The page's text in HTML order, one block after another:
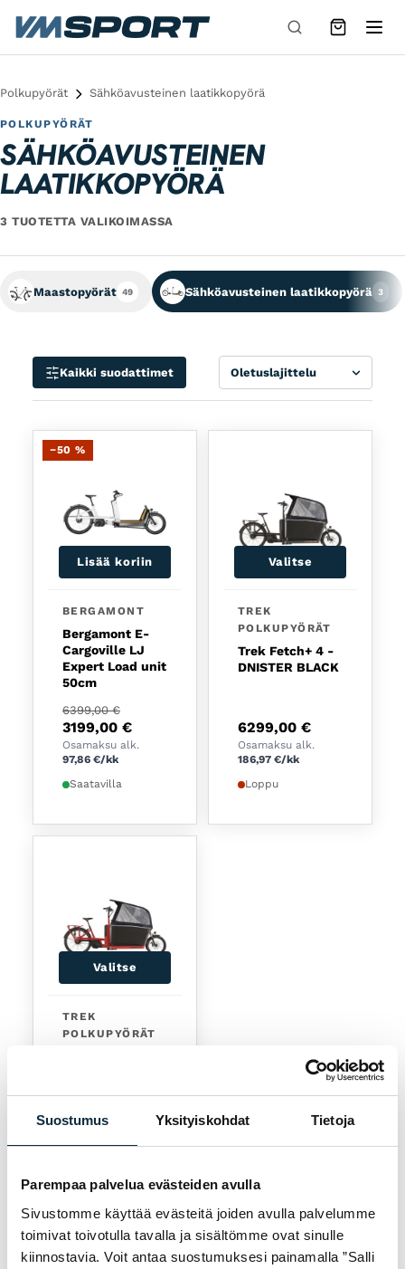
Suostumus Yksityiskohdat Tietoja
Parempaa palvelua evästeiden avulla
Sivustomme käyttää evästeitä joiden avulla palvelumme
toimivat toivotulla tavalla ja sisältömme ovat sinulle
kiinnostavia. Voit antaa suostumuksesi painamalla ”Salli
Siirry sisältöön
Polkupyörät Sähköavusteinen laatikkopyörä
POLKUPYÖRÄT
SÄHKÖAVUSTEINEN
LAATIKKOPYÖRÄ
3 TUOTETTA VALIKOIMASSA
Maastopyörät 49 Sähköavusteinen laatikkopyörä 3
Kaikki suodattimet
Lajittele
−50 %
Lisää koriin
BERGAMONT
Bergamont E-
Cargoville LJ
Expert Load unit
50cm
6399,00€
Alkuperäinen hinta oli: 6399,00 €.
3199,00 €
Nykyinen hinta on: 3199,00 €.
Osamaksu alk.
97,86 €/kk
Saatavilla
Valitse
TREK
POLKUPYÖRÄT
Trek Fetch+ 4 -
DNISTER BLACK
6299,00 €
Osamaksu alk.
186,97 €/kk
Loppu
Valitse
TREK
POLKUPYÖRÄT
6299,00€
Osamaksu alk.